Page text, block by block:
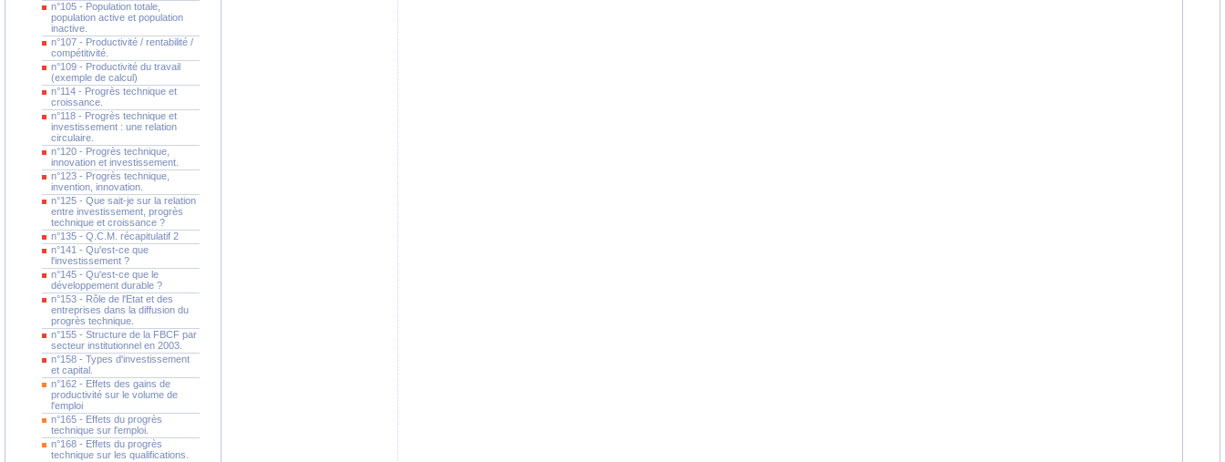
n°105 - Population totale,
population active et population
inactive.
n°107 - Productivité / rentabilité /
compétitivité.
n°109 - Productivité du travail
(exemple de calcul)
n°114 - Progrès technique et
croissance.
n°118 - Progrès technique et
investissement : une relation
circulaire.
n°120 - Progrès technique,
innovation et investissement.
n°123 - Progrès technique,
invention, innovation.
n°125 - Que sait-je sur la relation
entre investissement, progrès
technique et croissance ?
n°135 - Q.C.M. récapitulatif 2
n°141 - Qu'est-ce que
l'investissement ?
n°145 - Qu'est-ce que le
développement durable ?
n°153 - Rôle de l'Etat et des
entreprises dans la diffusion du
progrès technique.
n°155 - Structure de la FBCF par
secteur institutionnel en 2003.
n°158 - Types d'investissement
et capital.
n°162 - Effets des gains de
productivité sur le volume de
l'emploi
n°165 - Effets du progrès
technique sur l'emploi.
n°168 - Effets du progrès
technique sur les qualifications.